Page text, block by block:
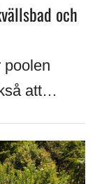
och
poolen
att…